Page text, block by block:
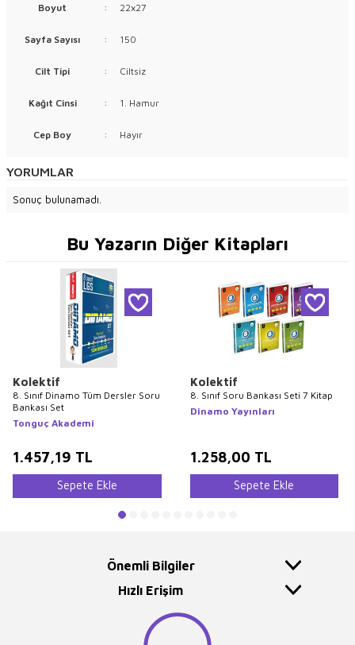
Boyut : 22x27
Sayfa Sayısı : 150
Cilt Tipi : Ciltsiz
Kağıt Cinsi : 1. Hamur
Cep Boy : Hayır
YORUMLAR
Sonuç bulunamadı.
Bu Yazarın Diğer Kitapları
Kolektif
8. Sınıf Dinamo Tüm Dersler Soru
Bankası Set
Tonguç Akademi
1.457,19 TL
Sepete Ekle
Kolektif
8. Sınıf Soru Bankası Seti 7 Kitap
Dinamo Yayınları
1.258,00 TL
Sepete Ekle
Önemli Bilgiler
Hızlı Erişim